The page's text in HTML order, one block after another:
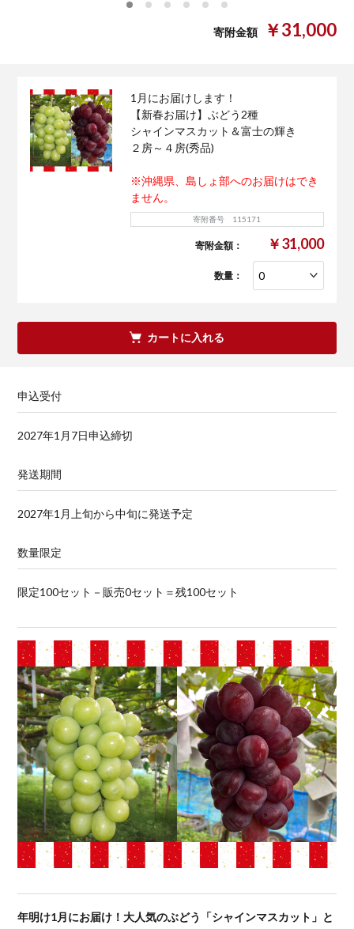
寄附金額 ￥31,000
1月にお届けします！
【新春お届け】ぶどう2種
シャインマスカット＆富士の輝き
２房～４房(秀品)
※沖縄県、島しょ部へのお届けはでき
ません。
寄附番号 115171
寄附金額： ￥31,000
数量：
カートに入れる
申込受付
2027年1月7日申込締切
発送期間
2027年1月上旬から中旬に発送予定
数量限定
限定100セット－販売0セット＝残100セット
年明け1月にお届け！大人気のぶどう「シャインマスカット」と